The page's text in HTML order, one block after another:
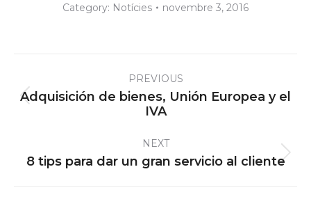
Category: Notícies novembre 3, 2016
navigationPREVIOUS
Previous
post:
Adquisición de bienes, Unión Europea y el
IVA
NEXT
Next
8 tips para dar un gran servicio al cliente